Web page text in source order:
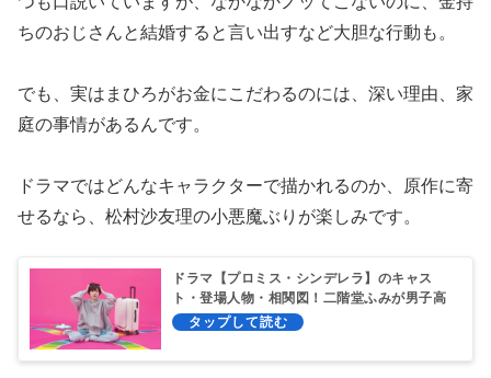
ちのおじさんと結婚すると言い出すなど大胆な行動も。
でも、実はまひろがお金にこだわるのには、深い理由、家
庭の事情があるんです。
ドラマではどんなキャラクターで描かれるのか、原作に寄
せるなら、松村沙友理の小悪魔ぶりが楽しみです。
ドラマ【プロミス・シンデレラ】のキャス
ト・登場人物・相関図！二階堂ふみが男子高
校生と年の差恋愛！